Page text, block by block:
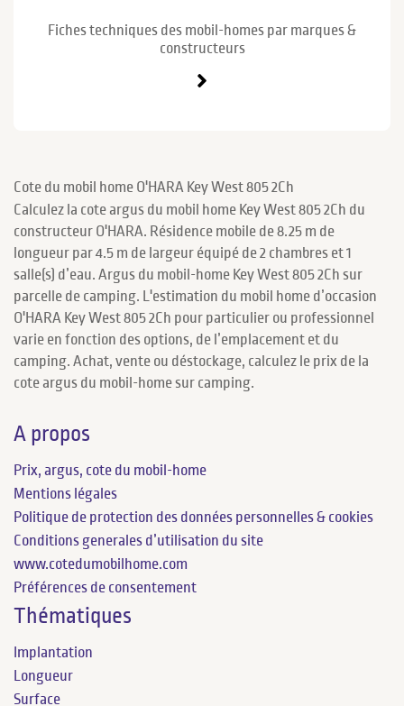
Fiches techniques des mobil-homes par marques &
constructeurs
Cote du mobil home O'HARA Key West 805 2Ch
Calculez la cote argus du mobil home Key West 805 2Ch du
constructeur O'HARA. Résidence mobile de 8.25 m de
longueur par 4.5 m de largeur équipé de 2 chambres et 1
salle(s) d’eau. Argus du mobil-home Key West 805 2Ch sur
parcelle de camping. L'estimation du mobil home d’occasion
O'HARA Key West 805 2Ch pour particulier ou professionnel
varie en fonction des options, de l’emplacement et du
camping. Achat, vente ou déstockage, calculez le prix de la
cote argus du mobil-home sur camping.
A propos
Prix, argus, cote du mobil-home
Mentions légales
Politique de protection des données personnelles & cookies
Conditions generales d’utilisation du site
www.cotedumobilhome.com
Préférences de consentement
Thématiques
Implantation
Longueur
Surface